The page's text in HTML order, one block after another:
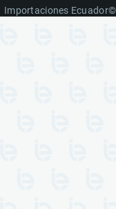
Importaciones